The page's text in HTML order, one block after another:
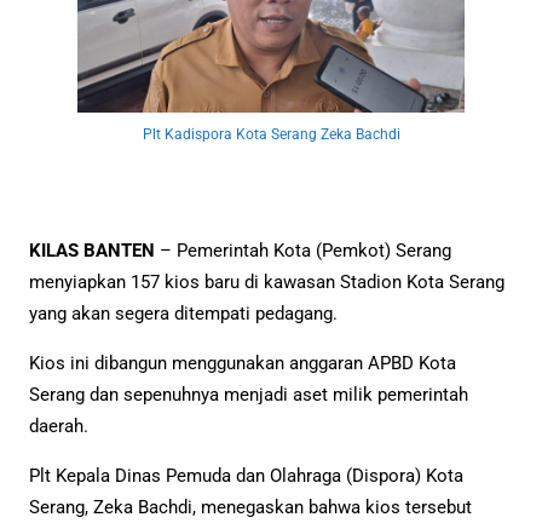
Plt Kadispora Kota Serang Zeka Bachdi
KILAS BANTEN – Pemerintah Kota (Pemkot) Serang
menyiapkan 157 kios baru di kawasan Stadion Kota Serang
yang akan segera ditempati pedagang.
Kios ini dibangun menggunakan anggaran APBD Kota
Serang dan sepenuhnya menjadi aset milik pemerintah
daerah.
Plt Kepala Dinas Pemuda dan Olahraga (Dispora) Kota
Serang, Zeka Bachdi, menegaskan bahwa kios tersebut